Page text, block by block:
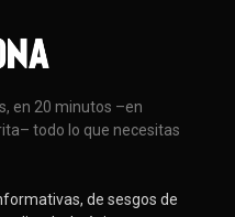
en 20 minutos –en
todo lo que necesitas
de sesgos de